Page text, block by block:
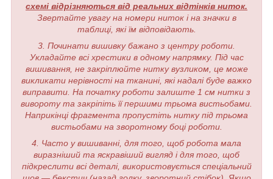
схемі відрізняються від реальних відтінків ниток.
Звертайте увагу на номери ниток і на значки в
таблиці, які їм відповідають.
3. Починати вишивку бажано з центру роботи.
Укладайте всі хрестики в одному напрямку. Під час
вишивання, не закріплюйте нитку вузликом, це може
викликати нерівності на тканині, які надалі буде важко
виправити. На початку роботи залиште 1 см нитки з
вивороту та закріпіть її першими трьома вистьобами.
Наприкінці фрагмента пропустіть нитку під трьома
вистьобами на зворотному боці роботи.
4. Часто у вишиванні, для того, щоб робота мала
виразніший та яскравіший вигляд і для того, щоб
підкреслити всі деталі, використовується спеціальний